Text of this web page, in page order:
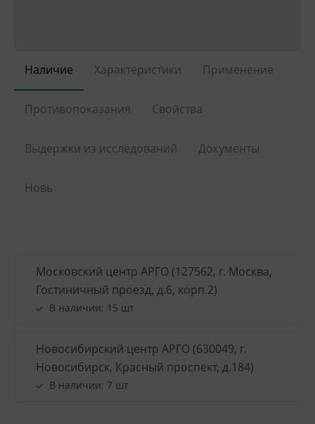
Наличие Характеристики Применение
Противопоказания Свойства
Выдержки из исследований Документы
Новь
Московский центр АРГО (127562, г. Москва,
Гостиничный проезд, д.6, корп.2)
В наличии: 15 шт
Новосибирский центр АРГО (630049, г.
Новосибирск, Красный проспект, д.184)
В наличии: 7 шт